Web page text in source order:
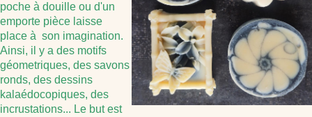
poche à douille ou d'un
emporte pièce laisse
place à son imagination.
Ainsi, il y a des motifs
géometriques, des savons
ronds, des dessins
kalaédocopiques, des
incrustations... Le but est